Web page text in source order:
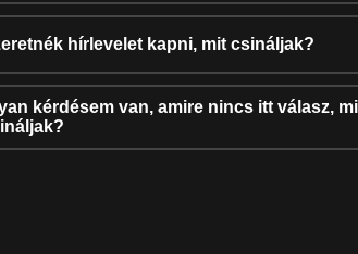
hírlevelet kapni, mit csináljak?
kérdésem van, amire nincs itt válasz,